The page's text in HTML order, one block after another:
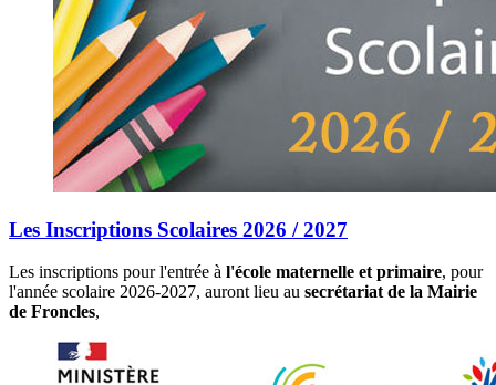
Les Inscriptions Scolaires 2026 / 2027
Les inscriptions pour l'entrée à l'école maternelle et primaire, pour
l'année scolaire 2026-2027, auront lieu au secrétariat de la Mairie
de Froncles,